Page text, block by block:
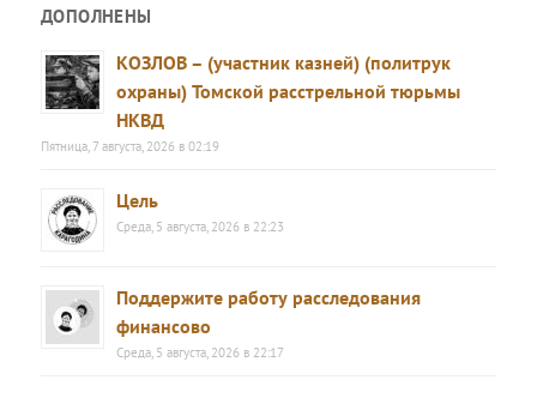
ДОПОЛНЕНЫ
КОЗЛОВ – (участник казней) (политрук
охраны) Томской расстрельной тюрьмы
НКВД
Пятница, 7 августа, 2026 в 02:19
Цель
Среда, 5 августа, 2026 в 22:23
Поддержите работу расследования
финансово
Среда, 5 августа, 2026 в 22:17